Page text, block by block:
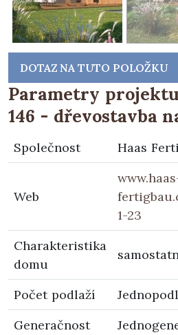
DOTAZ NA TUTO POLOŽKU
Parametry
146 - dřevostavba
Společnost Haas
Web
1-23
Charakteristika
domu
Počet podlaží
Generačnost